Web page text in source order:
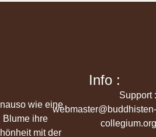
wie eine
Blume ihre
mit der
Info :
Support :
webmaster@buddhisten-
collegium.org